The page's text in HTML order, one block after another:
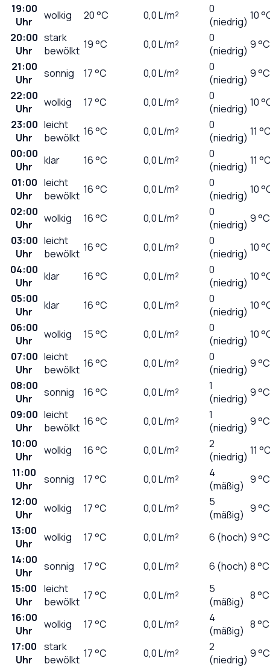
19:00
Uhr
wolkig 20°C 0,0L/m²
0
(niedrig) 10
20:00
Uhr
stark
bewölkt 19°C 0,0L/m²
0
(niedrig) 9 °C
21:00
Uhr
sonnig 17°C 0,0L/m²
0
(niedrig) 9 °C
22:00
Uhr
wolkig 17°C 0,0L/m²
0
(niedrig) 10
23:00
Uhr
leicht
bewölkt 16°C 0,0L/m²
0
(niedrig) 11
00:00
Uhr
klar 16°C 0,0L/m²
0
(niedrig) 11
01:00
Uhr
leicht
bewölkt 16°C 0,0L/m²
0
(niedrig) 10
02:00
Uhr
wolkig 16°C 0,0L/m²
0
(niedrig) 9 °C
03:00
Uhr
leicht
bewölkt 16°C 0,0L/m²
0
(niedrig) 10
04:00
Uhr
klar 16°C 0,0L/m²
0
(niedrig) 10
05:00
Uhr
klar 16°C 0,0L/m²
0
(niedrig) 10
06:00
Uhr
wolkig 15°C 0,0L/m²
0
(niedrig) 10
07:00
Uhr
leicht
bewölkt 16°C 0,0L/m²
0
(niedrig) 9 °C
08:00
Uhr
sonnig 16°C 0,0L/m²
1
(niedrig) 9 °C
09:00
Uhr
leicht
bewölkt 16°C 0,0L/m²
1
(niedrig) 9 °C
10:00
Uhr
wolkig 16°C 0,0L/m²
2
(niedrig) 11
11:00
Uhr
sonnig 17°C 0,0L/m²
4
(mäßig) 9 °C
12:00
Uhr
wolkig 17°C 0,0L/m²
5
(mäßig) 9 °C
13:00
Uhr
wolkig 17°C 0,0L/m² 6 (hoch) 9 °C
14:00
Uhr
sonnig 17°C 0,0L/m² 6 (hoch) 8 °C
15:00
Uhr
leicht
bewölkt 17°C 0,0L/m²
5
(mäßig) 8 °C
16:00
Uhr
wolkig 17°C 0,0L/m²
4
(mäßig) 8 °C
17:00
Uhr
stark
bewölkt 17°C 0,0L/m²
2
(niedrig) 9 °C